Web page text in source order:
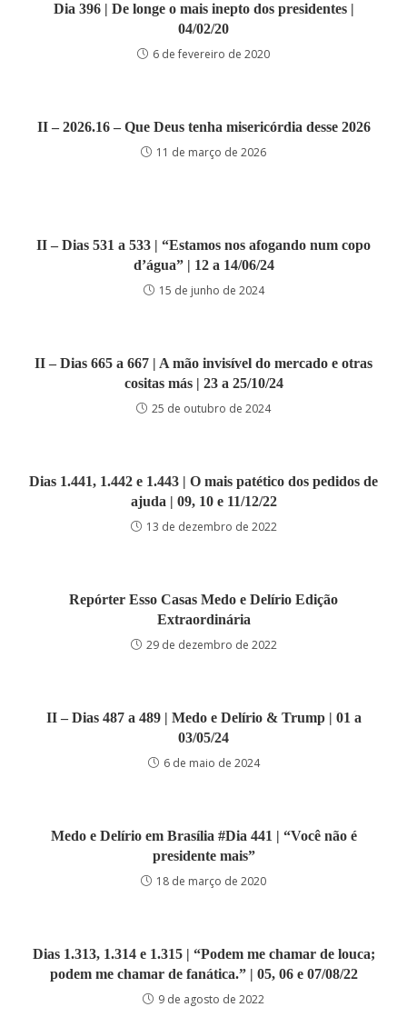
Dia 396 | De longe o mais inepto dos presidentes |
04/02/20
6 de fevereiro de 2020
II – 2026.16 – Que Deus tenha misericórdia desse 2026
11 de março de 2026
II – Dias 531 a 533 | “Estamos nos afogando num copo
d’água” | 12 a 14/06/24
15 de junho de 2024
II – Dias 665 a 667 | A mão invisível do mercado e otras
cositas más | 23 a 25/10/24
25 de outubro de 2024
Dias 1.441, 1.442 e 1.443 | O mais patético dos pedidos de
ajuda | 09, 10 e 11/12/22
13 de dezembro de 2022
Repórter Esso Casas Medo e Delírio Edição
Extraordinária
29 de dezembro de 2022
II – Dias 487 a 489 | Medo e Delírio & Trump | 01 a
03/05/24
6 de maio de 2024
Medo e Delírio em Brasília #Dia 441 | “Você não é
presidente mais”
18 de março de 2020
Dias 1.313, 1.314 e 1.315 | “Podem me chamar de louca;
podem me chamar de fanática.” | 05, 06 e 07/08/22
9 de agosto de 2022